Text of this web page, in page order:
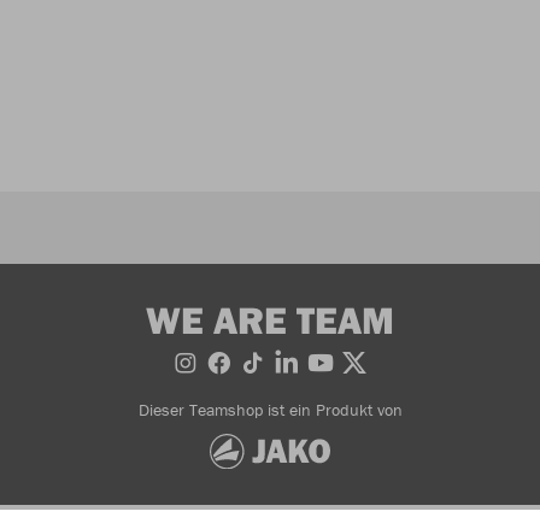
WE ARE TEAM
Dieser Teamshop ist ein Produkt von